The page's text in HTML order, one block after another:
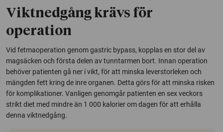
Viktnedgång krävs för
operation
Vid fetmaoperation genomgastric bypass, kopplas en stor del av
magsäcken och första delen av tunntarmen bort. Innan operation
behöver patienten gå ner i vikt, för att minska leverstorleken och
mängden fett kring de inre organen. Detta görs för att minska risken
för komplikationer. Vanligen genomgår patienten en sex veckors
strikt diet med mindre än 1 000 kalorier om dagen för att erhålla
denna viktnedgång.